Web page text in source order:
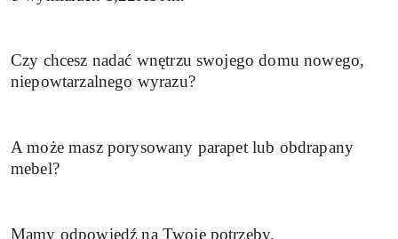
Czy chcesz nadać wnętrzu swojego domu nowego,
niepowtarzalnego wyrazu?
A może masz porysowany parapet lub obdrapany
mebel?
Mamy odpowiedź na Twoje potrzeby.